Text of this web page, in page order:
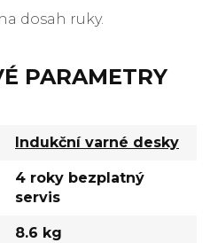
dosah ruky.
PARAMETRY
Indukční varné desky
4 roky bezplatný
servis
8.6 kg